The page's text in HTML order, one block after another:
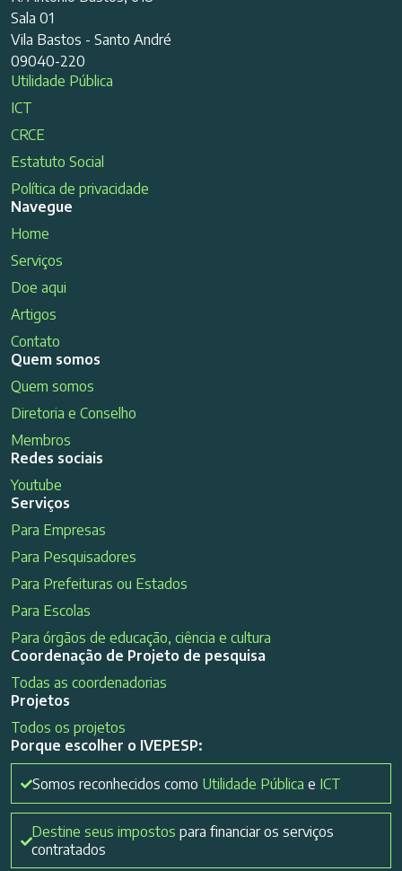
Sala 01
Vila Bastos - Santo André
09040-220
Utilidade Pública
ICT
CRCE
Estatuto Social
Política de privacidade
Navegue
Home
Serviços
Doe aqui
Artigos
Contato
Quem somos
Quem somos
Diretoria e Conselho
Membros
Redes sociais
Youtube
Serviços
Para Empresas
Para Pesquisadores
Para Prefeituras ou Estados
Para Escolas
Para órgãos de educação, ciência e cultura
Coordenação de Projeto de pesquisa
Todas as coordenadorias
Projetos
Todos os projetos
Porque escolher o IVEPESP:
Somos reconhecidos como Utilidade Pública e ICT
Destine seus impostos para financiar os serviços
contratados